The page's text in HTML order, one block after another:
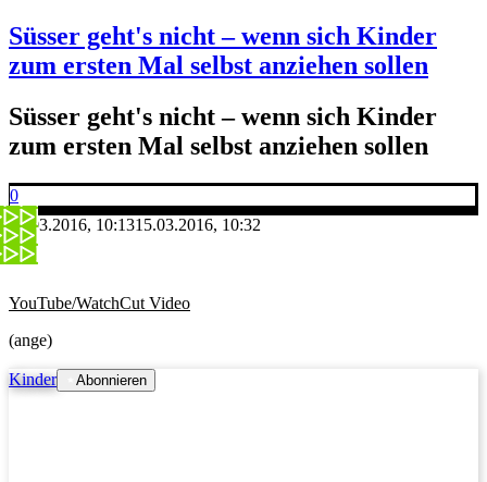
Süsser geht's nicht – wenn sich Kinder
zum ersten Mal selbst anziehen sollen
Süsser geht's nicht – wenn sich Kinder
zum ersten Mal selbst anziehen sollen
0
15.03.2016, 10:1315.03.2016, 10:32
YouTube/WatchCut Video
(ange)
Kinder Abonnieren